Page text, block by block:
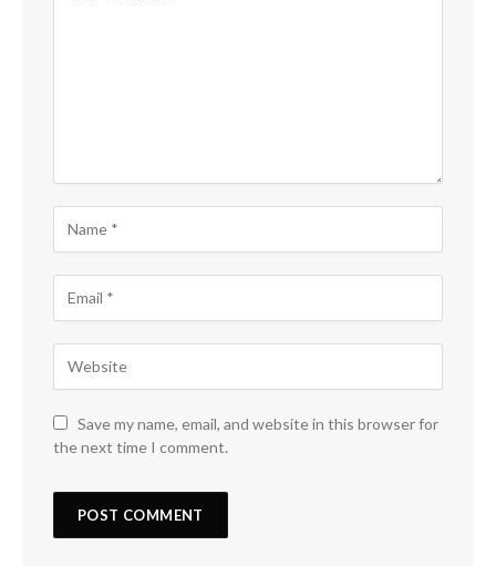
Save my name, email, and website in this browser for
the next time I comment.